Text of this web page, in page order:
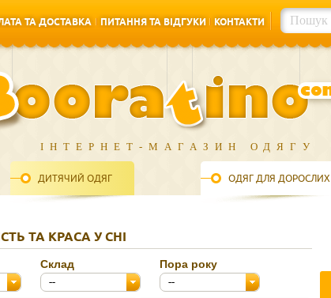
ТА ДОСТАВКА
ПИТАННЯ ТА ВІДГУКИ
КОНТАКТИ
ІНТЕРНЕТ-МАГАЗИН ОДЯГУ
ДИТЯЧИЙ ОДЯГ ОДЯГ ДЛЯ ДОРОСЛИХ
ТА КРАСА У СНІ
Склад
--
Пора року
--